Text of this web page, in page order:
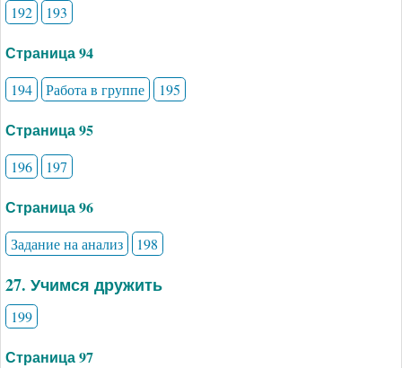
192 193
Страница 94
194 Работа в группе 195
Страница 95
196 197
Страница 96
Задание на анализ 198
27. Учимся дружить
199
Страница 97